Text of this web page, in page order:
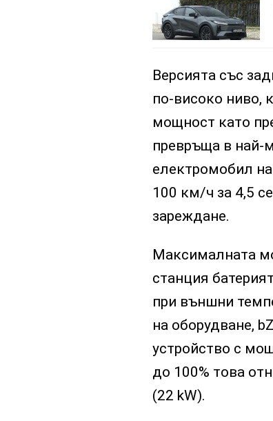
Версията със
по-високо ниво,
мощност като
превръща в най-
електромобил
100 км/ч за 4,5
зареждане.
Максималната
станция
при външни
на оборудване,
устройство с
до 100% това
(22 kW).